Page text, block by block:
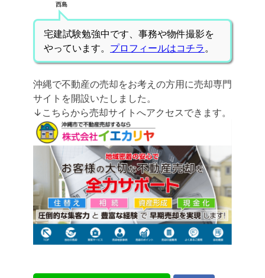
西島
宅建試験勉強中です、事務や物件撮影を
やっています。 プロフィールはコチラ。
沖縄で不動産の売却をお考えの方用に売却専門
サイトを開設いたしました。
↓こちらから売却サイトへアクセスできます。